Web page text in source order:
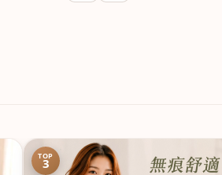
TOP
3